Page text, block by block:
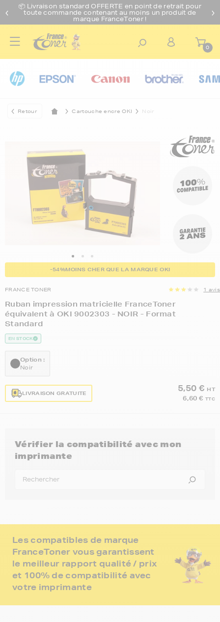
📦 Livraison standard OFFERTE en point de retrait pour
toute commande contenant au moins un produit de
marque FranceToner !
0
Retour Cartouche encre OKI Noir
Les compatibles de marque
FranceToner vous garantissent
le meilleur rapport qualité / prix
et 100% de compatibilité avec
votre imprimante
-54%MOINS CHER QUE LA MARQUE OKI
FRANCE TONER 1 avis
Ruban impression matricielle FranceToner
équivalent à OKI 9002303 - NOIR - Format
Standard
EN STOCK
Option :
Noir
LIVRAISON GRATUITE
5,50 € HT
6,60 € TTC
Vérifier la compatibilité avec mon
imprimante